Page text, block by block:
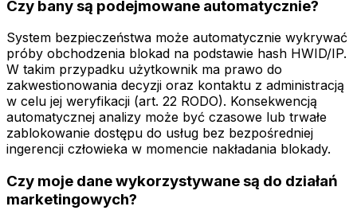
Czy bany są podejmowane automatycznie?
System bezpieczeństwa może automatycznie wykrywać
próby obchodzenia blokad na podstawie hash HWID/IP.
W takim przypadku użytkownik ma prawo do
zakwestionowania decyzji oraz kontaktu z administracją
w celu jej weryfikacji (art. 22 RODO). Konsekwencją
automatycznej analizy może być czasowe lub trwałe
zablokowanie dostępu do usług bez bezpośredniej
ingerencji człowieka w momencie nakładania blokady.
Czy moje dane wykorzystywane są do działań
marketingowych?